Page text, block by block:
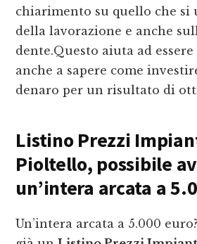
chiarimento su quello che si
della lavorazione e anche
dente.Questo aiuta ad
anche a sapere come
denaro per un risultato di
Listino Prezzi
Pioltello, possibile
un’intera arcata a
Un’intera arcata a 5.000